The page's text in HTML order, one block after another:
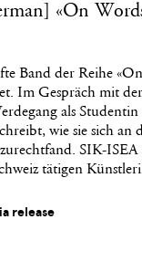
«On
Band der Reihe
Im Gespräch mit
als
wie sie sich an
SIK-ISEA
tätigen
release